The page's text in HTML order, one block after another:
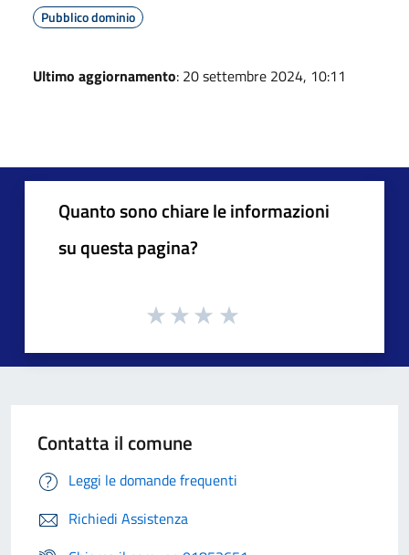
Pubblico dominio
Ultimo aggiornamento: 20 settembre 2024, 10:11
Quanto sono chiare le informazioni
su questa pagina?
Contatta il comune
Leggi le domande frequenti
Richiedi Assistenza